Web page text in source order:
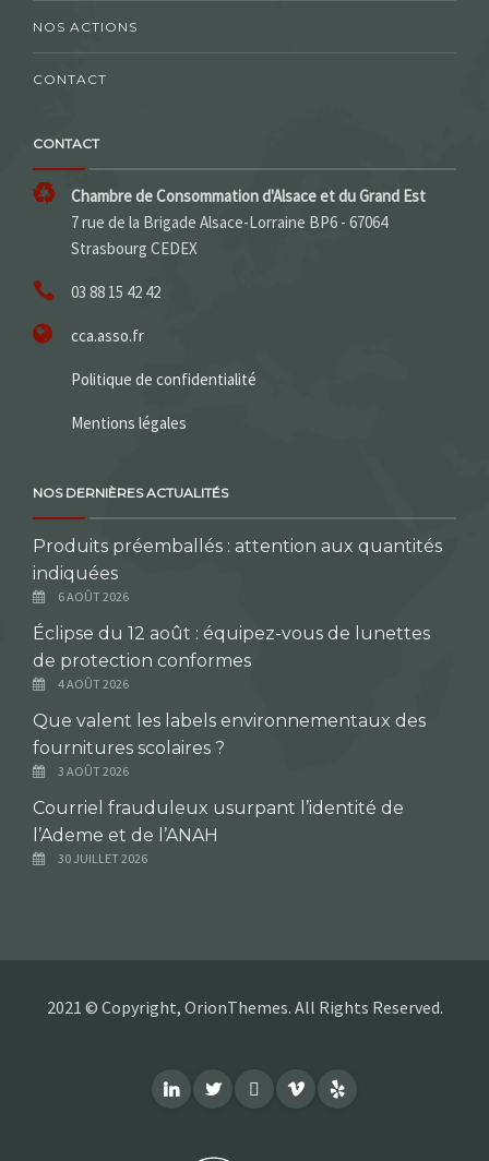
NOS ACTIONS
CONTACT
CONTACT
Chambre de Consommation d'Alsace et du Grand Est
7 rue de la Brigade Alsace-Lorraine BP6 - 67064
Strasbourg CEDEX
03 88 15 42 42
cca.asso.fr
Politique de confidentialité
Mentions légales
NOS DERNIÈRES ACTUALITÉS
Produits préemballés : attention aux quantités
indiquées
6 AOÛT 2026
Éclipse du 12 août : équipez-vous de lunettes
de protection conformes
4 AOÛT 2026
Que valent les labels environnementaux des
fournitures scolaires ?
3 AOÛT 2026
Courriel frauduleux usurpant l’identité de
l’Ademe et de l’ANAH
30 JUILLET 2026
2021 © Copyright, OrionThemes. All Rights Reserved.